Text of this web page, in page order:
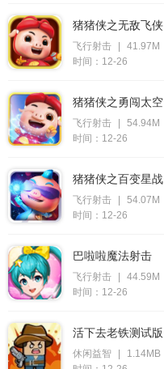
猪猪侠之无敌飞侠
飞行射击
41.97M
时间：12-26
猪猪侠之勇闯太空
飞行射击
54.94M
时间：12-26
猪猪侠之百变星战
飞行射击
54.07M
时间：12-26
巴啦啦魔法射击
飞行射击
44.59M
时间：12-26
活下去老铁测试版
休闲益智
1.14MB